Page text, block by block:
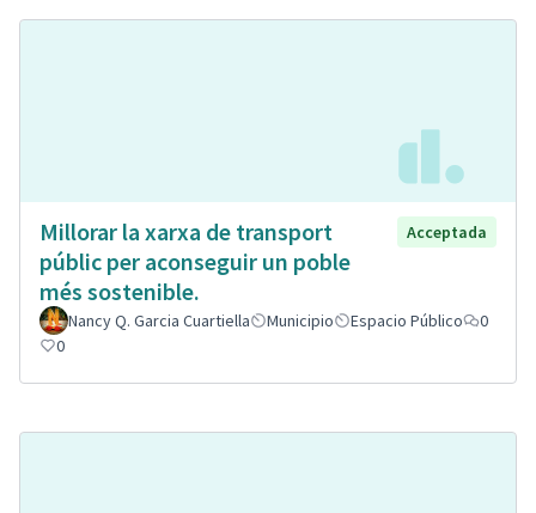
Millorar la xarxa de transport
públic per aconseguir un poble
més sostenible.
Acceptada
Nancy Q. Garcia Cuartiella Municipio Espacio Público
0
0